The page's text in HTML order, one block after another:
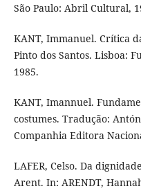
São Paulo: Abril Cultural,
KANT, Immanuel. Crítica
Pinto dos Santos. Lisboa:
1985.
KANT, Imannuel.
costumes. Tradução:
Companhia Editora
LAFER, Celso. Da
Arent. In: ARENDT,